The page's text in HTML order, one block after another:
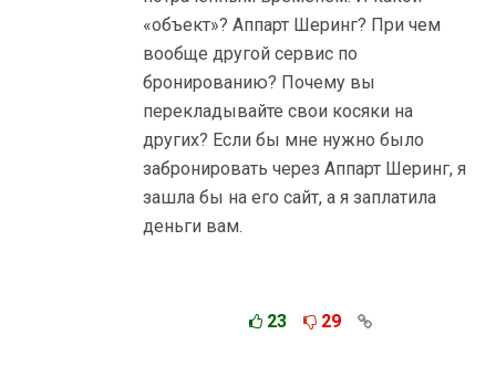
«объект»? Аппарт Шеринг? При чем
вообще другой сервис по
бронированию? Почему вы
перекладывайте свои косяки на
других? Если бы мне нужно было
забронировать через Аппарт Шеринг, я
зашла бы на его сайт, а я заплатила
деньги вам.
23 29